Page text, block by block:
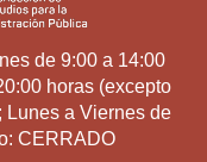
de 9:00 a 14:00
horas (excepto
Lunes a Viernes de
CERRADO